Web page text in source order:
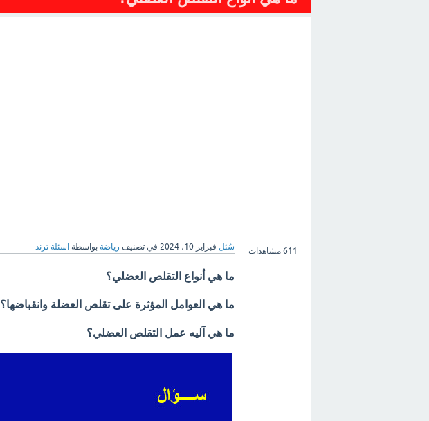
611 مشاهدات سُئل فبراير 10، 2024 في تصنيف رياضة بواسطة اسئلة ترند
ما هي أنواع التقلص العضلي؟
ما هي العوامل المؤثرة على تقلص العضلة وانقباضها؟
ما هي آليه عمل التقلص العضلي؟